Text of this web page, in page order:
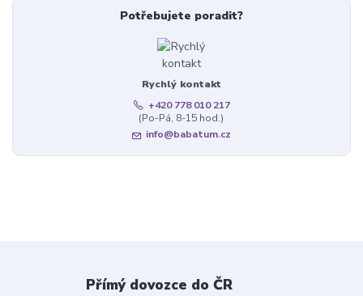
Potřebujete poradit?
Rychlý kontakt
+420 778 010 217
(Po-Pá, 8-15 hod.)
info@babatum.cz
Přímý dovozce do ČR